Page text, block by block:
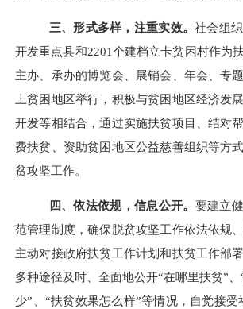
三、形式多样，注重实效。社会组
开发重点县和2201个建档立卡贫困村作为
主办、承办的博览会、展销会、年会、专
上贫困地区举行，积极与贫困地区经济发
开发等相结合，通过实施扶贫项目、结对
费扶贫、资助贫困地区公益慈善组织等方
贫攻坚工作。
四、依法依规，信息公开。 要建立
范管理制度，确保脱贫攻坚工作依法依规
主动对接政府扶贫工作计划和扶贫工作部
多种途径及时、全面地公开“在哪里扶贫”
少” “扶贫效果怎么样”等情况，自觉接受